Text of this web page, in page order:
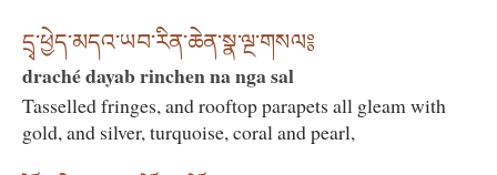
དྲྭ་ཕྱེད་མདའ་ཡབ་རིན་ཆེན་སྣ་ལྔ་གསལ༔
draché dayab rinchen na nga sal
Tasselled fringes, and rooftop parapets all gleam with
gold, and silver, turquoise, coral and pearl,